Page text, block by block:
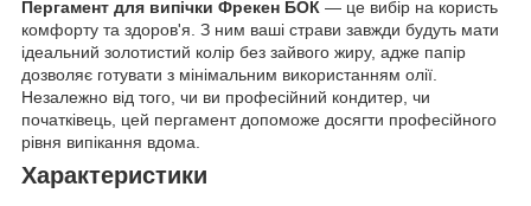
Пергамент для випічки Фрекен БОК — це вибір на користь
комфорту та здоров'я. З ним ваші страви завжди будуть мати
ідеальний золотистий колір без зайвого жиру, адже папір
дозволяє готувати з мінімальним використанням олії.
Незалежно від того, чи ви професійний кондитер, чи
початківець, цей пергамент допоможе досягти професійного
рівня випікання вдома.
Характеристики